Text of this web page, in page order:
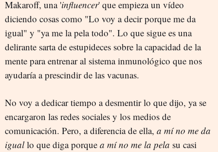
Makaroff, una 'influencer' que empieza un vídeo
diciendo cosas como "Lo voy a decir porque me da
igual" y "ya me la pela todo". Lo que sigue es una
delirante sarta de estupideces sobre la capacidad de la
mente para entrenar al sistema inmunológico que nos
ayudaría a prescindir de las vacunas.
No voy a dedicar tiempo a desmentir lo que dijo, ya se
encargaron las redes sociales y los medios de
comunicación. Pero, a diferencia de ella, a mí no me da
iguallo que diga porque a mí no me la pela su casi